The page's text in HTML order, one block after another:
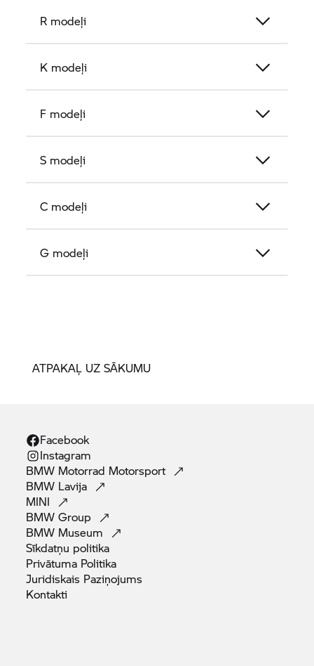
R modeļi
K modeļi
F modeļi
S modeļi
C modeļi
G modeļi
ATPAKAĻ UZ SĀKUMU
Facebook
Instagram
BMW Motorrad Motorsport
BMW Lavija
MINI
BMWGroup
BMW Museum
Sīkdatņu politika
Privātuma Politika
Juridiskais Paziņojums
Kontakti